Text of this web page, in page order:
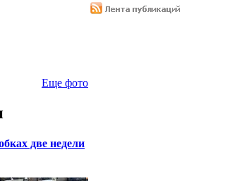
Еще фото
две недели